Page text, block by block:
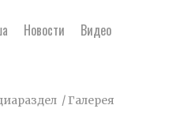
Новости Видео
/Галерея